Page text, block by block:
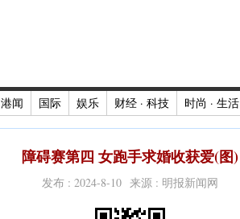
港闻 国际 娱乐 财经 · 科技 时尚 · 生活
障碍赛第四 女跑手求婚收获爱(图)
发布 : 2024-8-10 来源 : 明报新闻网